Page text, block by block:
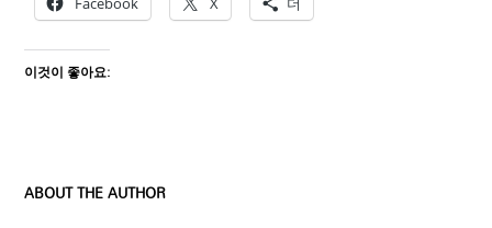
이것이 좋아요:
ABOUT THE AUTHOR